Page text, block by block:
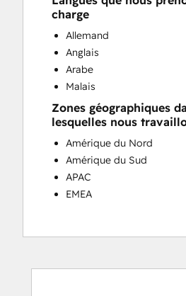
Programmable Automation
Sales and Marketing
Sales Coaching and
Sales Enablement
Search Engine
Website Development
Website Migration
charge
Allemand
Anglais
Arabe
Malais
Zones géographiques
lesquelles nous
Amérique du Nord
Amérique du Sud
APAC
EMEA